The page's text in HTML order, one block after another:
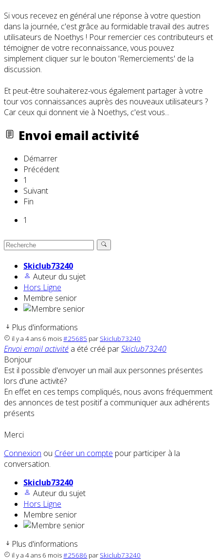
Si vous recevez en général une réponse à votre question
dans la journée, c'est grâce au formidable travail des autres
utilisateurs de Noethys ! Pour remercier ces contributeurs et
témoigner de votre reconnaissance, vous pouvez
simplement cliquer sur le bouton 'Remerciements' de la
discussion.
Et peut-être souhaiterez-vous également partager à votre
tour vos connaissances auprès des nouveaux utilisateurs ?
Car ceux qui donnent vie à Noethys, c'est vous...
Envoi email activité
Démarrer
Précédent
1
Suivant
Fin
1
Skiclub73240
Auteur du sujet
Hors Ligne
Membre senior
Plus d'informations
il y a 4 ans 6 mois#25685 par Skiclub73240
Envoi email activité a été créé parSkiclub73240
Bonjour
Est il possible d'envoyer un mail aux personnes présentes
lors d'une activité?
En effet en ces temps compliqués, nous avons fréquemment
des annonces de test positif a communiquer aux adhérents
présents
Merci
Connexion ou Créer un compte pour participer à la
conversation.
Skiclub73240
Auteur du sujet
Hors Ligne
Membre senior
Plus d'informations
il y a 4 ans 6 mois#25686 par Skiclub73240